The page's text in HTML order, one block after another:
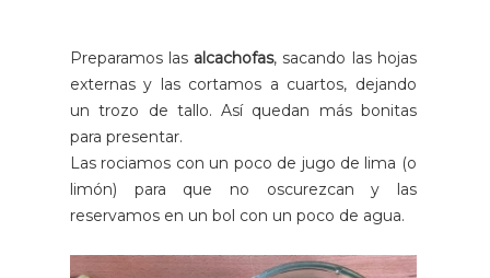
Preparamos las alcachofas, sacando las hojas
externas y las cortamos a cuartos, dejando
un trozo de tallo. Así quedan más bonitas
para presentar.
Las rociamos con un poco de jugo de lima (o
limón) para que no oscurezcan y las
reservamos en un bol con un poco de agua.